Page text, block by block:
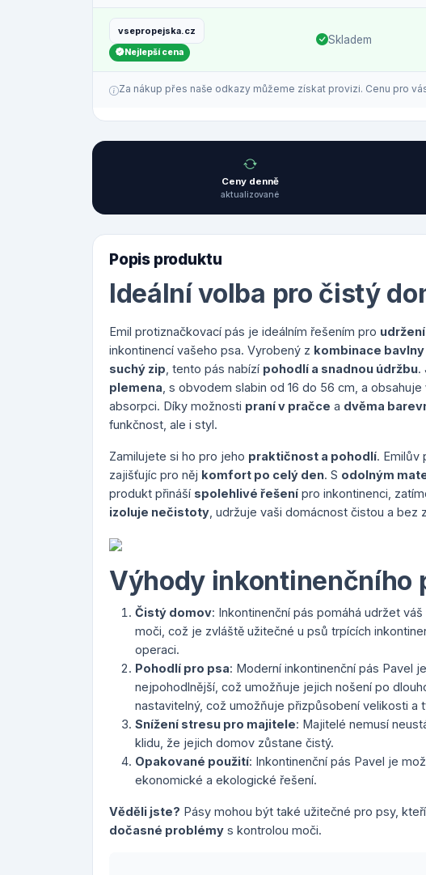
vsepropejska.cz
Nejlepší cena
Skladem
Za nákup přes naše odkazy můžeme získat provizi. Cenu pro
Ceny denně
aktualizované
Popis produktu
Ideální volba pro čistý
Emil protiznačkovací pás je ideálním řešením pro
inkontinencí vašeho psa. Vyrobený z kombinace
suchý zip , tento pás nabízí pohodlí a snadnou údržbu.
plemena , s obvodem slabin od 16 do 56 cm, a obsahuje
absorpci. Díky možnosti praní v pračce a dvěma
funkčnost, ale i styl.
Zamilujete si ho pro jeho praktičnost a pohodlí. Emilův
zajišťujíc pro něj komfort po celý den. S odolným
produkt přináší spolehlivé řešení pro inkontinenci,
izoluje nečistoty , udržuje vaši domácnost čistou a bez
Výhody inkontinenčního
Čistý domov: Inkontinenční pás pomáhá udržet
moči, což je zvláště užitečné u psů trpících
operaci.
Pohodlí pro psa: Moderní inkontinenční pás Pavel
nejpohodlnější, což umožňuje jejich nošení po
nastavitelný, což umožňuje přizpůsobení velikosti a
Snížení stresu pro majitele: Majitelé nemusí
klidu, že jejich domov zůstane čistý.
Opakované použití: Inkontinenční pás Pavel je
ekonomické a ekologické řešení.
Věděli jste? Pásy mohou být také užitečné pro psy,
dočasné problémy s kontrolou moči.